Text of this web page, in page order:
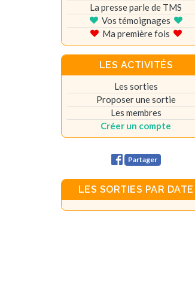
La presse parle de TMS
Vos témoignages
Ma première fois
LES ACTIVITÉS
Les sorties
Proposer une sortie
Les membres
Créer un compte
Partager
LES SORTIES PAR DATE